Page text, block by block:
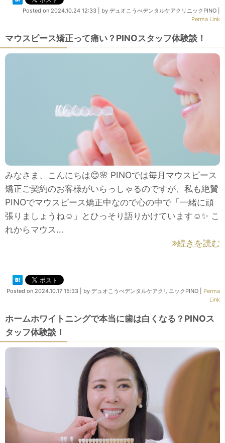
Posted on 2024.10.24 12:33 by デュオこうべデンタルケアクリニックPINO
Perma Link
マウスピース矯正って痛い？PINOスタッフ体験談！
みなさま、こんにちは😊🌸 PINOでは毎月マウスピース
矯正ご契約のお客様がいらっしゃるのですが、私も絶賛
PINOでマウスピース矯正中なので心の中で「一緒に頑
張りましょうね☺」とひっそり語りかけています☺✨ こ
れからマウス…
続きを読む
Posted on 2024.10.17 15:33 by デュオこうべデンタルケアクリニックPINO
Perma
Link
ホームホワイトニングで本当に歯は白くなる？PINOス
タッフ体験談！